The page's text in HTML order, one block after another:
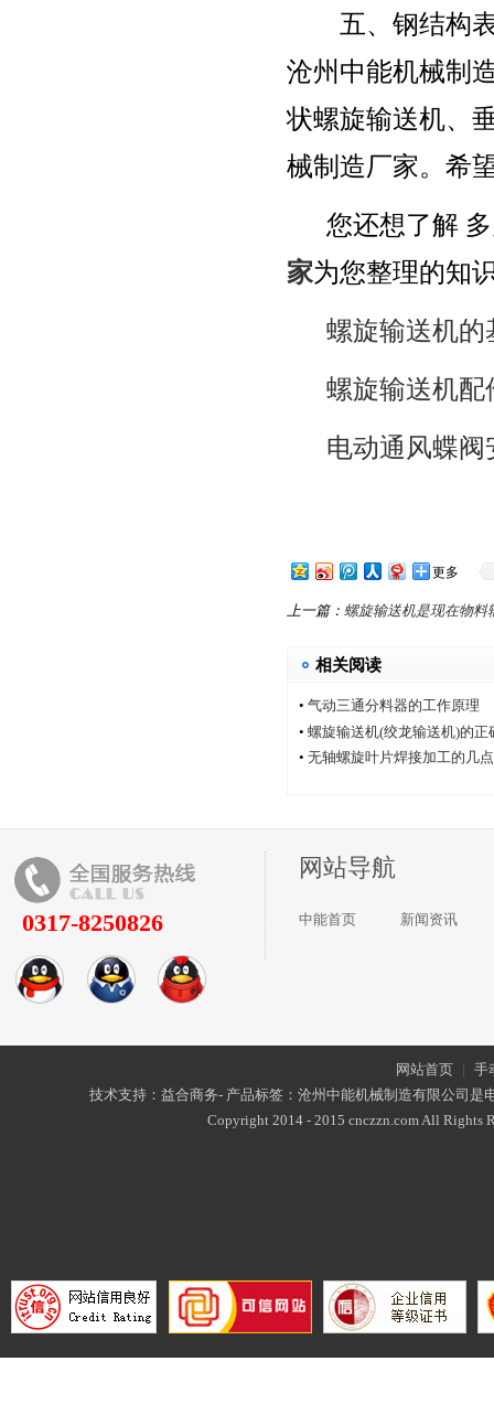
五、钢结构表
沧州中能机械制
状螺旋输送机、
械制造厂家。希
您还想了解 多
家为您整理的知
螺旋输送机的
螺旋输送机配
电动通风蝶
更多
上一篇： 螺旋输送机是现在物料
相关阅读
• 气动三通分料器的工作原理
• 螺旋输送机(绞龙输送机)的
• 无轴螺旋叶片焊接加工的几
0317-8250826
网站导航
中能首页 新闻资讯
网站首页 | 手
技术支持：益合商务- 产品标签：沧州中能机械制造有限公司是
Copyright 2014 - 2015 cnczzn.com All Rights